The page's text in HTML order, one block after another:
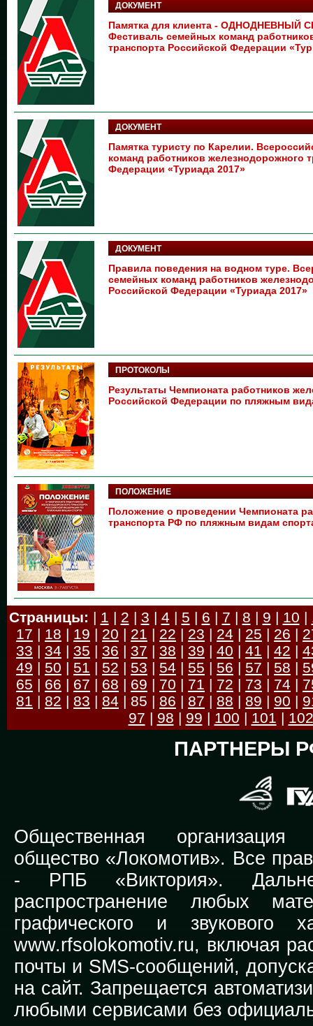
ДОКУМЕНТ
Памятка для клиента - ОДНОДНЕВНЫЙ
Фестиваль семейных команд
транспорта Российской Федерации
ДОКУМЕНТ
Памятка туристу по Карелии.
команд работников железнодорожного
Федерации «Туриада 2017»
ДОКУМЕНТ
Правила поведения на водном туре.
семейных команд работников
Российской Федерации «Туриада 2017»
ПРОТОКОЛЫ
Результаты Чемпионата работников
Российской Федерации по пляжным
ПОЛОЖЕНИЕ
Положение о проведении Чемпионата
транспорта РФ по пляжным видам
Страницы: | 1 | 2 | 3 | 4 | 5 | 6 | 7 | 8 | 9 | 10 |
17 | 18 | 19 | 20 | 21 | 22 | 23 | 24 | 25 | 26 |
33 | 34 | 35 | 36 | 37 | 38 | 39 | 40 | 41 | 42 |
49 | 50 | 51 | 52 | 53 | 54 | 55 | 56 | 57 | 58 |
65 | 66 | 67 | 68 | 69 | 70 | 71 | 72 | 73 | 74 |
81 | 82 | 83 | 84 | 85 | 86 | 87 | 88 | 89 | 90 |
97 | 98 | 99 | 100 | 101 | 102
ПАРТНЕРЫ
Общественная организация
общество «Локомотив». Все
- РПБ «Виктория».
распространение любых
графического и звукового
www.rfsolokomotiv.ru, включая
почты и SMS-сообщений,
на сайт. Запрещается
любыми сервисами без